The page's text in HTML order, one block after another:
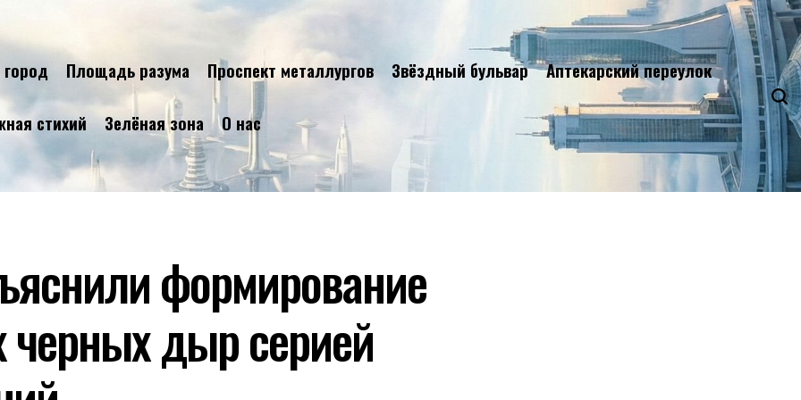
Площадь разума Проспект металлургов Звёздный бульвар Аптекарский переулок
стихий Зелёная зона О нас
формирование
черных дыр серией